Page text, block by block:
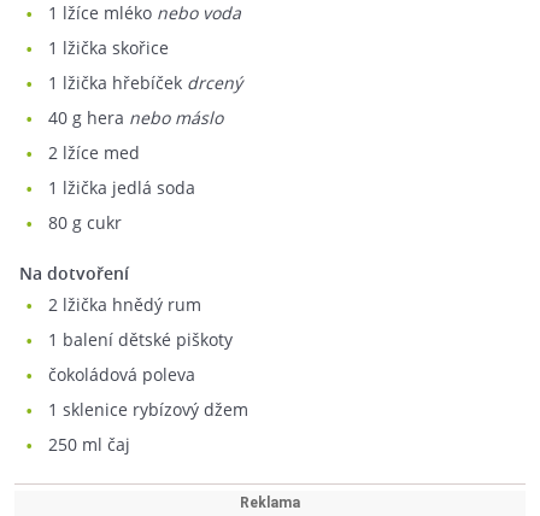
1 lžíce mléko nebo voda
1 lžička skořice
1 lžička hřebíček drcený
40 g hera nebo máslo
2 lžíce med
1 lžička jedlá soda
80 g cukr
Na dotvoření
2 lžička hnědý rum
1 balení dětské piškoty
čokoládová poleva
1 sklenice rybízový džem
250 ml čaj